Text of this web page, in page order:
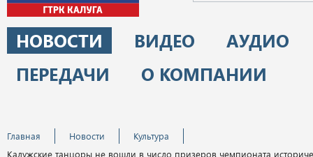
НОВОСТИ ВИДЕО
АУДИО
ПЕРЕДАЧИ
О КОМПАНИИ
Главная Новости
Культура
Калужские танцоры не вошли в число призеров чемпионата